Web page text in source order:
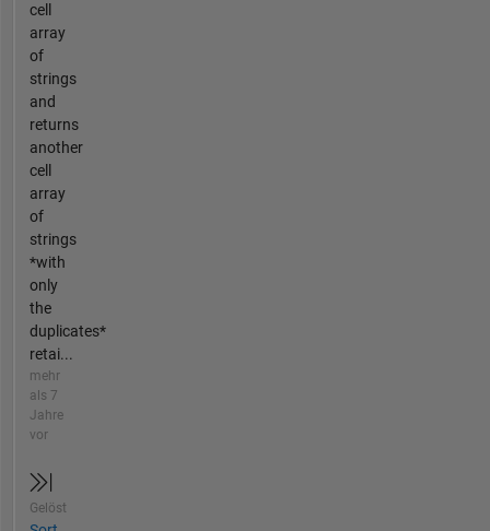
cell
array
of
strings
and
returns
another
cell
array
of
strings
*with
only
the
duplicates*
retai...
mehr
als 7
Jahre
vor
Gelöst